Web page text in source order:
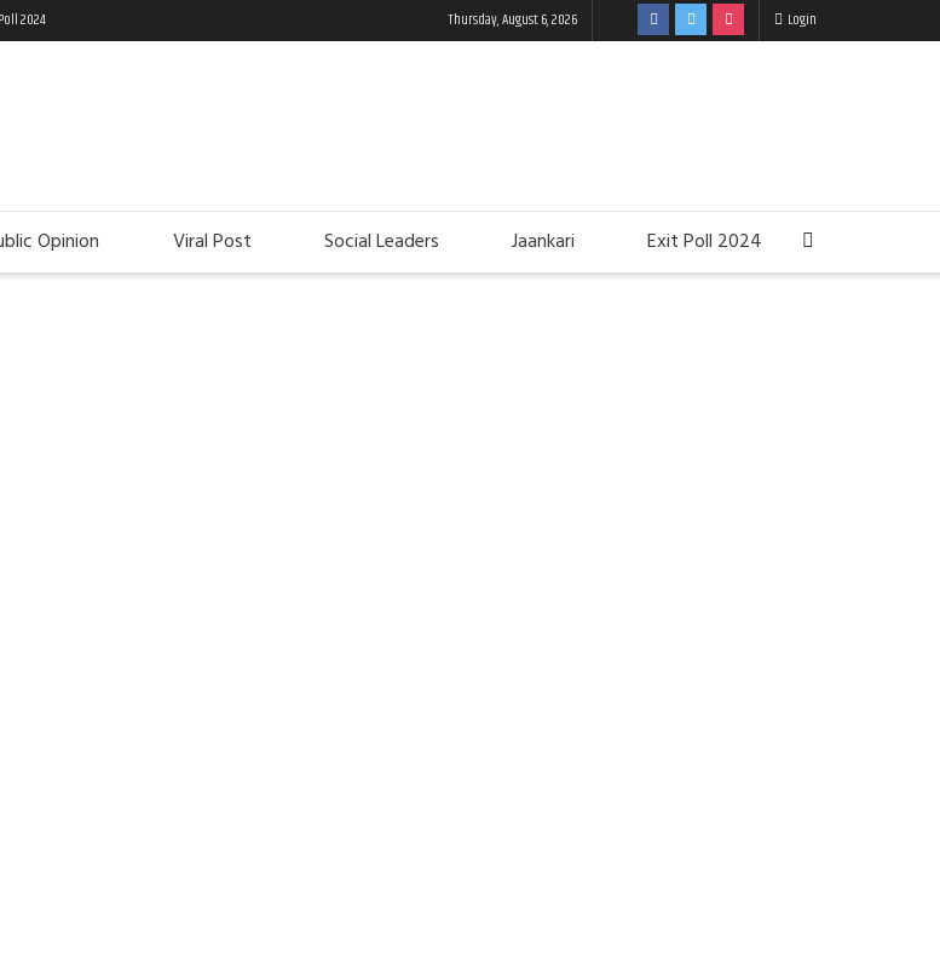
2024 Thursday, August 6, 2026 Login
Opinion Viral Post Social Leaders Jaankari Exit Poll 2024